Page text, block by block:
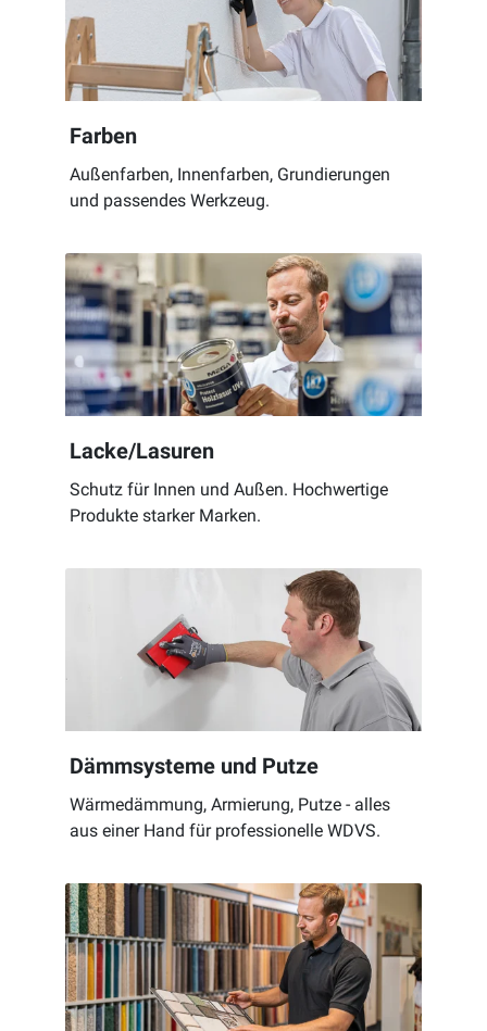
Farben
Außenfarben, Innenfarben, Grundierungen
und passendes Werkzeug.
Lacke/Lasuren
Schutz für Innen und Außen. Hochwertige
Produkte starker Marken.
Dämmsysteme und Putze
Wärmedämmung, Armierung, Putze - alles
aus einer Hand für professionelle WDVS.